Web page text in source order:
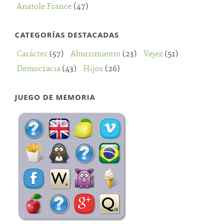
Anatole France (47)
CATEGORÍAS DESTACADAS
Carácter (57) Aburrimiento (23) Vejez (51)
Democracia (43) Hijos (26)
JUEGO DE MEMORIA